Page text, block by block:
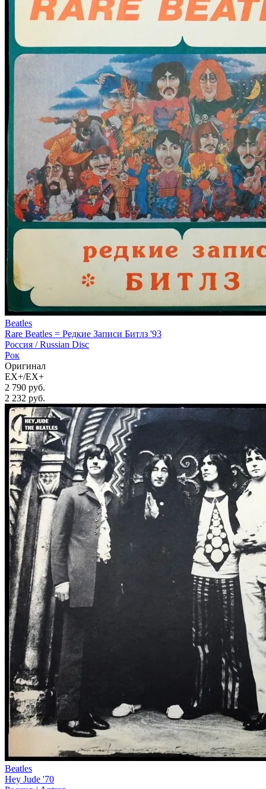
Beatles
Rare Beatles = Редкие Записи Битлз '93
Россия /Russian Disc
Рок
Оригинал
EX+/EX+
2 790 руб.
2 232 руб.
Beatles
Hey Jude '70